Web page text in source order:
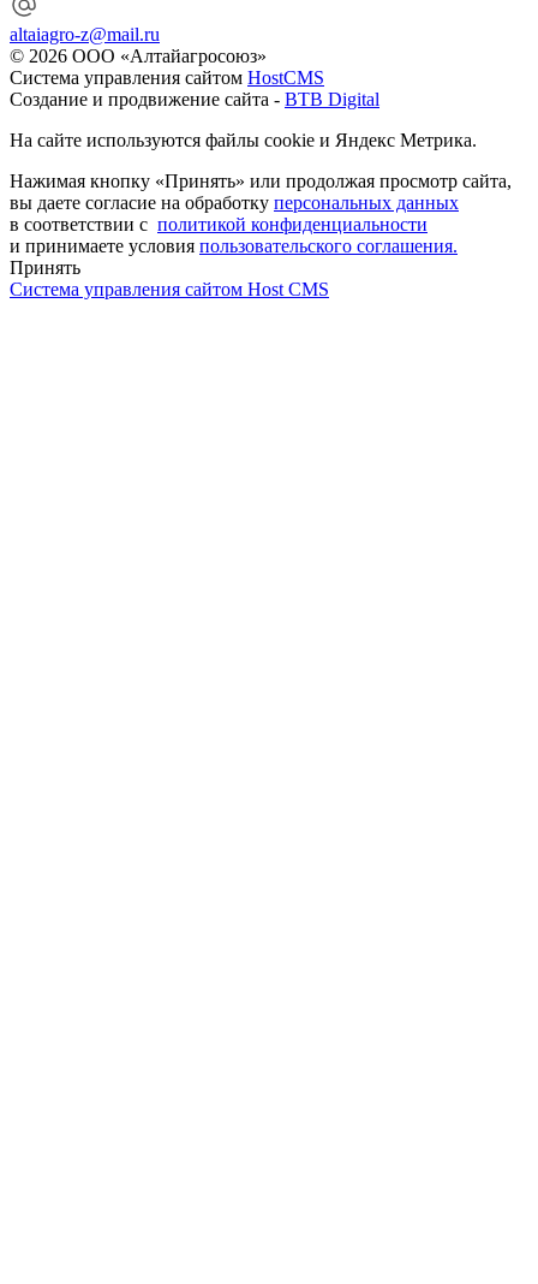
altaiagro-z@mail.ru
© 2026 ООО «Алтайагросоюз»
Система управления сайтом HostCMS
Создание и продвижение сайта - BTB Digital
На сайте используются файлы cookie и Яндекс Метрика.
Нажимая кнопку «Принять» или продолжая просмотр сайта,
вы даете согласие на обработку персональных данных
в соответствии с политикой конфиденциальности
и принимаете условия пользовательского соглашения.
Принять
Система управления сайтом Host CMS